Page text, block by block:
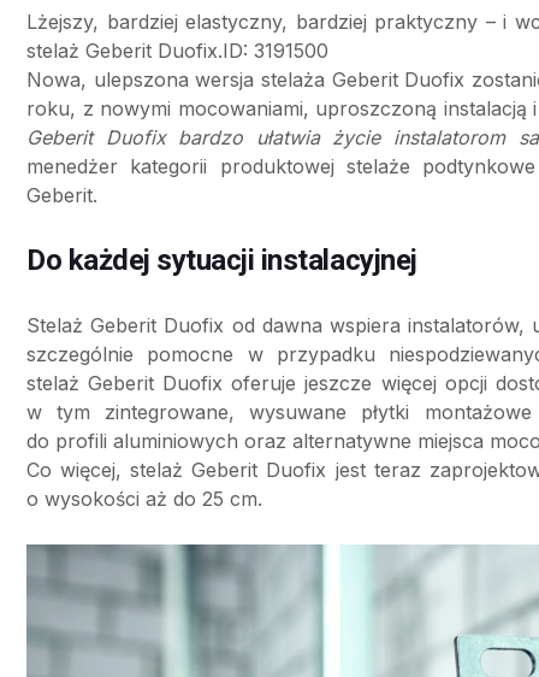
Lżejszy, bardziej elastyczny, bardziej praktyczny – i
stelaż Geberit Duofix.ID: 3191500
Nowa, ulepszona wersja stelaża Geberit Duofix
roku, z nowymi mocowaniami, uproszczoną instalacją
Geberit Duofix bardzo ułatwia życie instalatorom
menedżer kategorii produktowej stelaże
Geberit.
Do każdej sytuacji instalacyjnej
Stelaż Geberit Duofix od dawna wspiera instalatorów,
szczególnie pomocne w przypadku
stelaż Geberit Duofix oferuje jeszcze więcej opcji
w tym zintegrowane, wysuwane płytki
do profili aluminiowych oraz alternatywne miejsca
Co więcej, stelaż Geberit Duofix jest teraz
o wysokości aż do 25 cm.